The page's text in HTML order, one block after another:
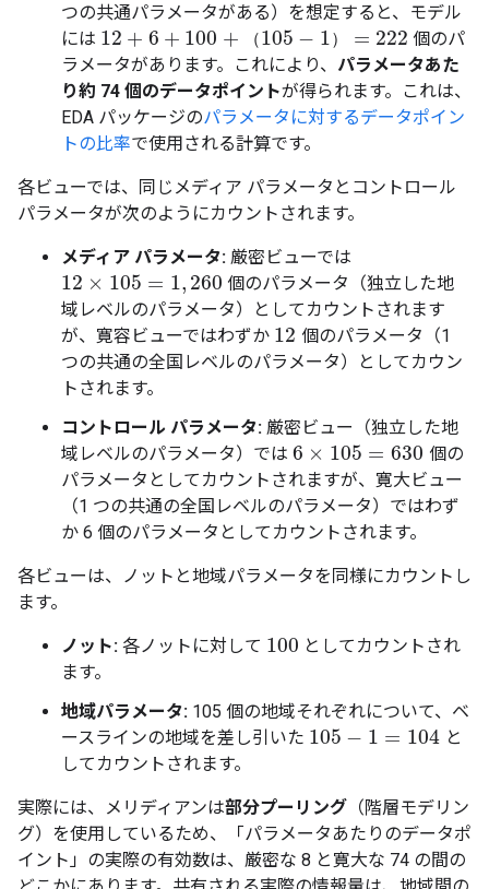
つの共通パラメータがある）を想定すると、モデル
には 12 + 6 + 100 + （105 − 1） = 222
12+6+100 +（105− 1）=222
個のパ
ラメータがあります。これにより、 パラメータあた
り約 74 個のデータポイントが得られます。これは、
EDA パッケージのパラメータに対するデータポイン
トの比率で使用される計算です。
各ビューでは、同じメディア パラメータとコントロール
パラメータが次のようにカウントされます。
メディア パラメータ: 厳密ビューでは
12 × 105 = 1, 260
12× 105=1, 260
個のパラメータ（独立した地
域レベルのパラメータ）としてカウントされます
が、寛容ビューではわずか 12
12 個のパラメータ（1
つの共通の全国レベルのパラメータ）としてカウン
トされます。
コントロール パラメータ: 厳密ビュー（独立した地
域レベルのパラメータ）では 6 × 105 = 630
6 ×105=630
個の
パラメータとしてカウントされますが、寛大ビュー
（1 つの共通の全国レベルのパラメータ）ではわず
か 6 個のパラメータとしてカウントされます。
各ビューは、ノットと地域パラメータを同様にカウントし
ます。
ノット: 各ノットに対して 100
100 としてカウントされ
ます。
地域パラメータ: 105 個の地域それぞれについて、ベ
ースラインの地域を差し引いた 105 − 1 = 104
105−1= 104
と
してカウントされます。
実際には、メリディアンは部分プーリング （階層モデリン
グ）を使用しているため、「パラメータあたりのデータポ
イント」の実際の有効数は、厳密な 8 と寛大な 74 の間の